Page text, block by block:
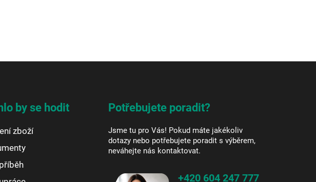
by se hodit
zboží
Potřebujete poradit?
Jsme tu pro Vás! Pokud máte jakékoliv
dotazy nebo potřebujete poradit s výběrem,
neváhejte nás kontaktovat.
+420 604 247 777